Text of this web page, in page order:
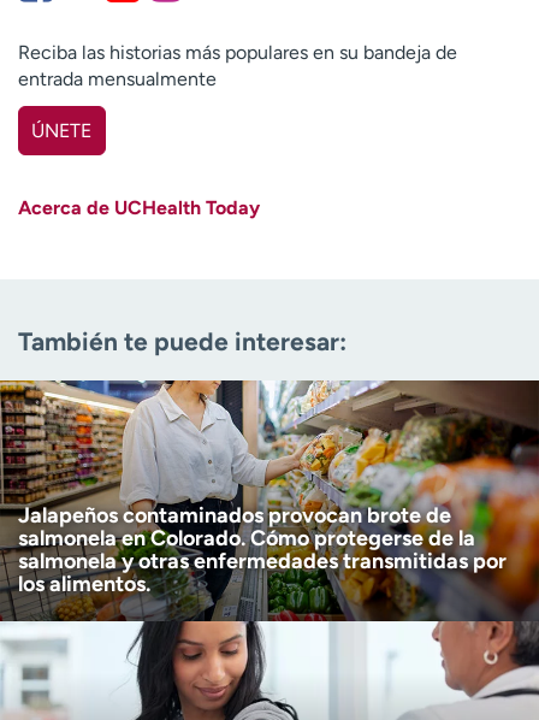
Reciba las historias más populares en su bandeja de
entrada mensualmente
ÚNETE
Descargo de responsabilidad por edad (Obligatorio)
Tengo más de 18 años
Quiero recibir noticias de salud en:
Quiero recibir noticias de salud en:
Acerca de UCHealth Today
También te puede interesar:
Jalapeños contaminados provocan brote de
salmonela en Colorado. Cómo protegerse de la
salmonela y otras enfermedades transmitidas por
los alimentos.